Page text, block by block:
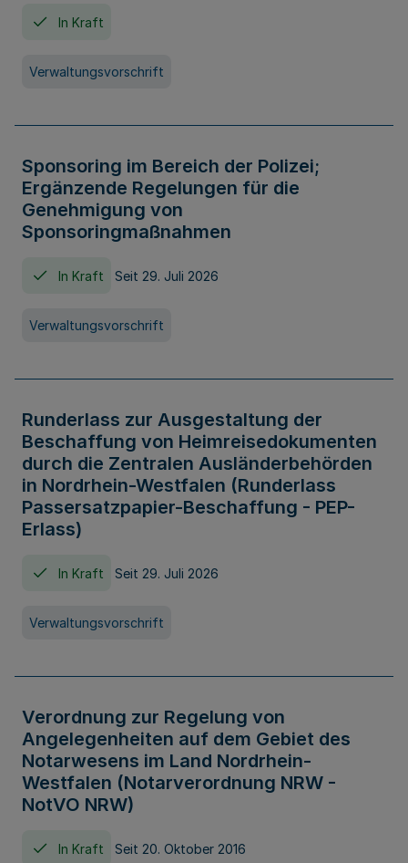
In Kraft
Verwaltungsvorschrift
Sponsoring im Bereich der Polizei;
Ergänzende Regelungen für die
Genehmigung von
Sponsoringmaßnahmen
In Kraft Seit 29. Juli 2026
Verwaltungsvorschrift
Runderlass zur Ausgestaltung der
Beschaffung von Heimreisedokumenten
durch die Zentralen Ausländerbehörden
in Nordrhein-Westfalen (Runderlass
Passersatzpapier-Beschaffung - PEP-
Erlass)
In Kraft Seit 29. Juli 2026
Verwaltungsvorschrift
Verordnung zur Regelung von
Angelegenheiten auf dem Gebiet des
Notarwesens im Land Nordrhein-
Westfalen (Notarverordnung NRW -
NotVO NRW)
In Kraft Seit 20. Oktober 2016